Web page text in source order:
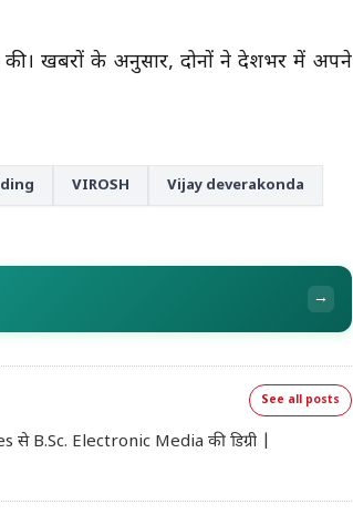
खबरों के अनुसार, दोनों ने देशभर में अपने
VIROSH Vijay deverakonda
→
See all posts
से B.Sc. Electronic Media की डिग्री |